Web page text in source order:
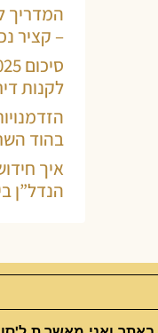
המדריך
– קציר
לקנות
בהוד
איך
הנדל”ן